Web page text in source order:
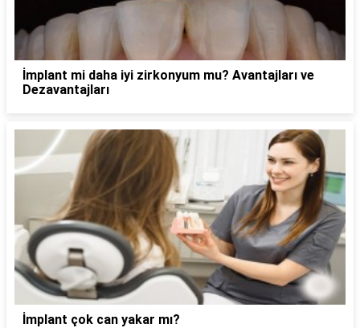
İmplant mi daha iyi zirkonyum mu? Avantajları ve
Dezavantajları
İmplant çok can yakar mı?